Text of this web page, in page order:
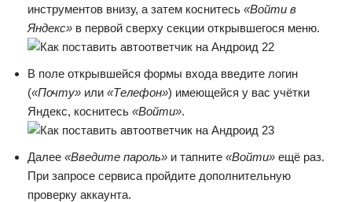
инструментов внизу, а затем коснитесь «Войти в
Яндекс» в первой сверху секции открывшегося меню.
В поле открывшейся формы входа введите логин
(«Почту» или «Телефон») имеющейся у вас учётки
Яндекс, коснитесь «Войти».
Далее «Введите пароль» и тапните «Войти» ещё раз.
При запросе сервиса пройдите дополнительную
проверку аккаунта.